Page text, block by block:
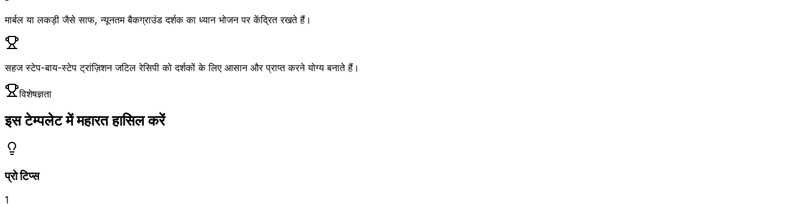
मार्बल या लकड़ी जैसे साफ, न्यूनतम बैकग्राउंड दर्शक का ध्यान भोजन पर केंद्रित रखते हैं।
सहज स्टेप-बाय-स्टेप ट्रांज़िशन जटिल रेसिपी को दर्शकों के लिए आसान और प्राप्त करने योग्य बनाते हैं।
विशेषज्ञता
इस टेम्पलेट में महारत हासिल करें
प्रो टिप्स
1